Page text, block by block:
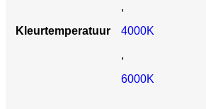
Kleurtemperatuur
,
4000K
,
6000K